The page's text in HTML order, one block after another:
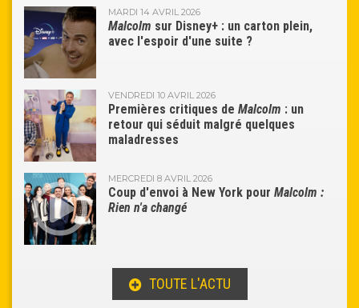
MARDI 14 AVRIL 2026
Malcolm sur Disney+ : un carton plein,
avec l'espoir d'une suite ?
VENDREDI 10 AVRIL 2026
Premières critiques de Malcolm : un
retour qui séduit malgré quelques
maladresses
MERCREDI 8 AVRIL 2026
Coup d'envoi à New York pour Malcolm :
Rien n'a changé
TOUTE L'ACTU